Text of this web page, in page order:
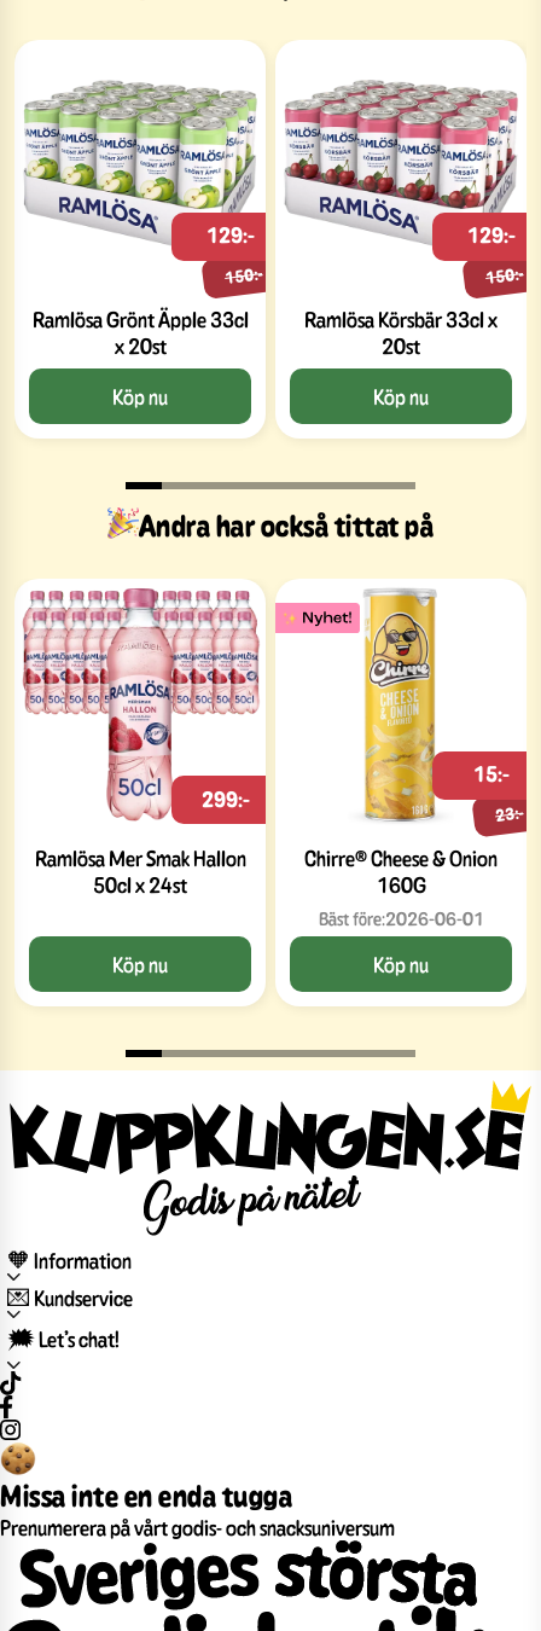
Ramlösa Grönt Äpple 33cl
x 20st
150:-
129:-
Köp nu
Ramlösa Körsbär 33cl x
20st
150:-
129:-
Köp nu
Andra har också tittat på
Ramlösa Mer Smak Hallon
50cl x 24st
299:-
Köp nu
Chirre® Cheese & Onion
160G
23:-
15:-
Bäst före:2026-06-01
Köp nu
🧡 Information
💌 Kundservice
🗯️ Let’s chat!
Missa inte en enda tugga
Prenumerera på vårt godis- och snacksuniversum